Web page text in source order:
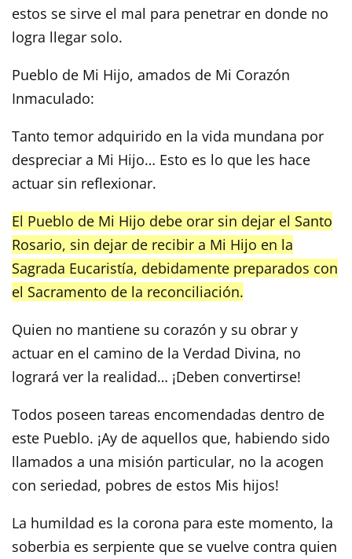
estos se sirve el mal para penetrar en donde no
logra llegar solo.
Pueblo de Mi Hijo, amados de Mi Corazón
Inmaculado:
Tanto temor adquirido en la vida mundana por
despreciar a Mi Hijo… Esto es lo que les hace
actuar sin reflexionar.
El Pueblo de Mi Hijo debe orar sin dejar el Santo
Rosario, sin dejar de recibir a Mi Hijo en la
Sagrada Eucaristía, debidamente preparados con
el Sacramento de la reconciliación.
Quien no mantiene su corazón y su obrar y
actuar en el camino de la Verdad Divina, no
logrará ver la realidad… ¡Deben convertirse!
Todos poseen tareas encomendadas dentro de
este Pueblo. ¡Ay de aquellos que, habiendo sido
llamados a una misión particular, no la acogen
con seriedad, pobres de estos Mis hijos!
La humildad es la corona para este momento, la
soberbia es serpiente que se vuelve contra quien